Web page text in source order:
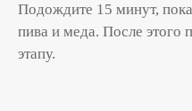
Подождите 15 минут,
пива и меда. После этого
этапу.